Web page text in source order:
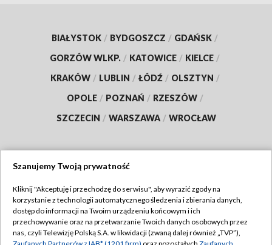
BIAŁYSTOK / BYDGOSZCZ / GDAŃSK /
GORZÓW WLKP. / KATOWICE / KIELCE /
KRAKÓW / LUBLIN / ŁÓDŹ / OLSZTYN /
OPOLE / POZNAŃ / RZESZÓW /
SZCZECIN / WARSZAWA / WROCŁAW
TVP
Abonament TVP
Emisja w TVP
Regulamin TVP
Szanujemy Twoją prywatność
Kliknij "Akceptuję i przechodzę do serwisu", aby wyrazić zgody na
korzystanie z technologii automatycznego śledzenia i zbierania danych,
dostęp do informacji na Twoim urządzeniu końcowym i ich
przechowywanie oraz na przetwarzanie Twoich danych osobowych przez
nas, czyli Telewizję Polską S.A. w likwidacji (zwaną dalej również „TVP”),